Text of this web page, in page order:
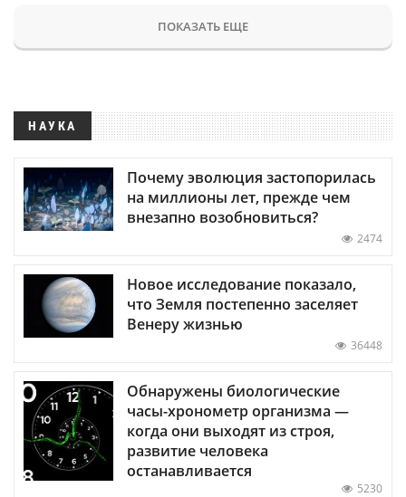
ПОКАЗАТЬ ЕЩЕ
НАУКА
Почему эволюция застопорилась
на миллионы лет, прежде чем
внезапно возобновиться?
2474
Новое исследование показало,
что Земля постепенно заселяет
Венеру жизнью
36448
Обнаружены биологические
часы-хронометр организма —
когда они выходят из строя,
развитие человека
останавливается
5230